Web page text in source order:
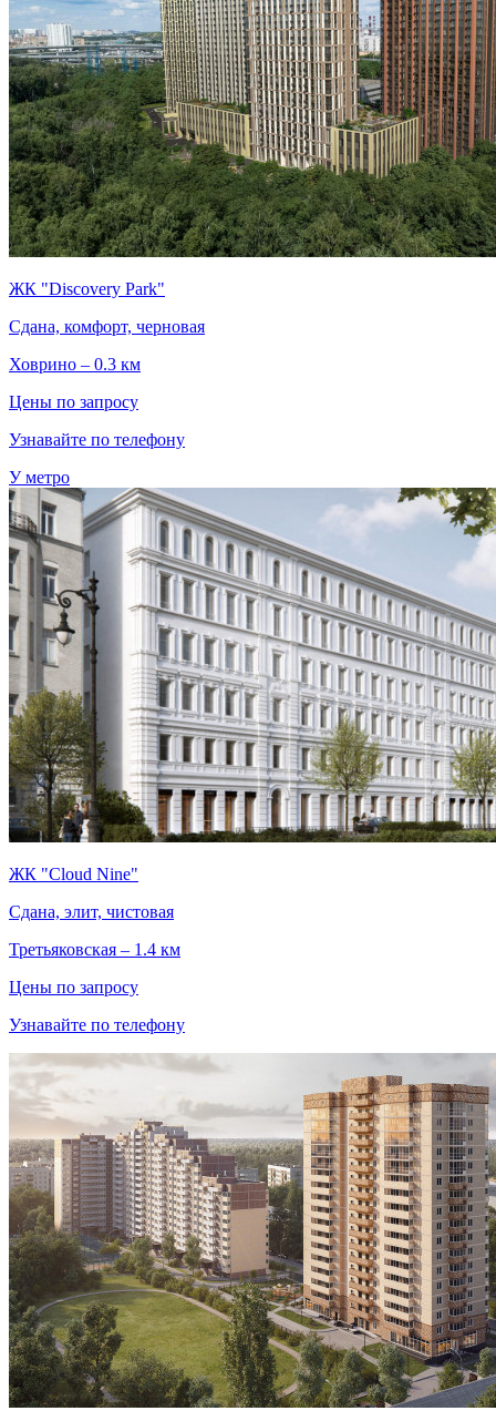
ЖК "Discovery Park"
Сдана, комфорт, черновая
Ховрино – 0.3 км
Цены по запросу
Узнавайте по телефону
У метро
ЖК "Cloud Nine"
Сдана, элит, чистовая
Третьяковская – 1.4 км
Цены по запросу
Узнавайте по телефону